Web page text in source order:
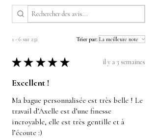
1 - 6 sur 232 Trier par:
★ ★ ★ ★ ★ il y a 3 semaines
Excellent !
Ma bague personnalisée est très belle ! Le
travail d’Axelle est d’une finesse
incroyable, elle est très gentille et à
l’écoute :)